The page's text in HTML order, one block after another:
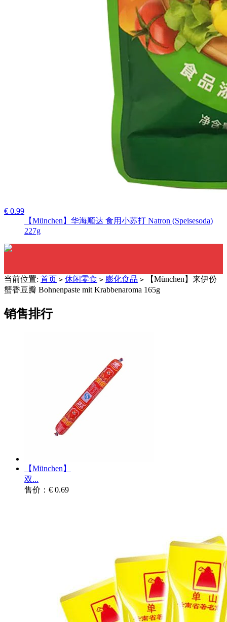
€ 0.99
【München】华海顺达 食用小苏打 Natron (Speisesoda)
227g
当前位置: 首页 > 休闲零食 > 膨化食品 > 【München】来伊份
蟹香豆瓣 Bohnenpaste mit Krabbenaroma 165g
销售排行
【München】
双...
售价：€ 0.69